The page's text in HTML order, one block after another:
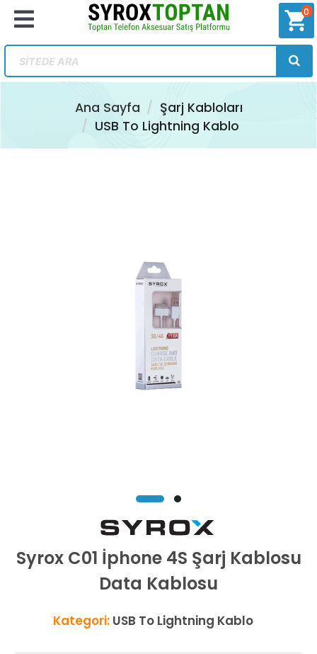
shopping_cart
0
Ana Sayfa
Şarj Kabloları
USB To Lightning Kablo
Syrox C01 İphone 4S Şarj Kablosu
Data Kablosu
Kategori: USB To Lightning Kablo